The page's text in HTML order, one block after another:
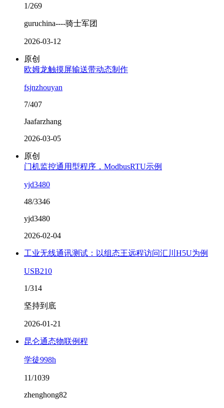
1/269
guruchina----骑士军团
2026-03-12
原创
欧姆龙触摸屏输送带动态制作
fsjnzhouyan
7/407
Jaafarzhang
2026-03-05
原创
门机监控通用型程序，ModbusRTU示例
yjd3480
48/3346
yjd3480
2026-02-04
工业无线通讯测试：以组态王远程访问汇川H5U为例
USB210
1/314
坚持到底
2026-01-21
昆仑通态物联例程
学徒998h
11/1039
zhenghong82